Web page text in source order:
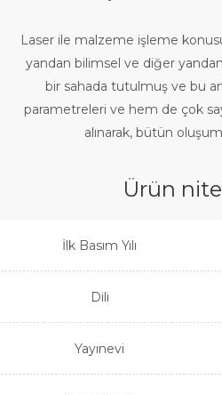
Laser ile malzeme işleme
yandan bilimsel ve diğer
bir sahada tutulmuş ve bu
parametreleri ve hem de çok
alınarak, bütün
Ürün
İlk Basım Yılı
Dili
Yayınevi